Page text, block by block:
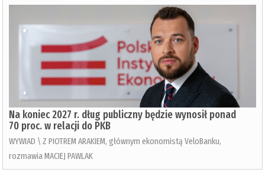
Na koniec 2027 r. dług publiczny będzie wynosił ponad
70 proc. w relacji do PKB
WYWIAD \ Z PIOTREM ARAKIEM, głównym ekonomistą VeloBanku,
rozmawia MACIEJ PAWLAK